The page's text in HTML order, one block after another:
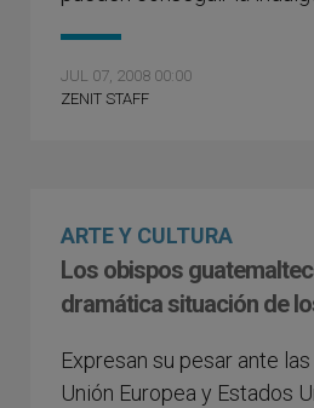
JUL 07, 2008 00:00
ZENIT STAFF
ARTE Y CULTURA
Los obispos
dramática situación de
Expresan su pesar ante
Unión Europea y Estados